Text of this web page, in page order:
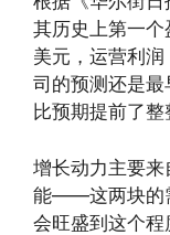
其历史上第一
美元，运营利
司的预测还是
比预期提前了整
增长动力主要
能——这两块的
会旺盛到这个